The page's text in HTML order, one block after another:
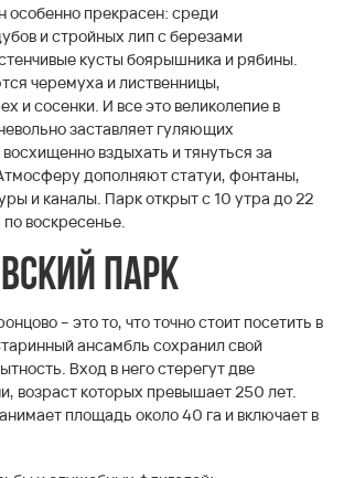
особенно прекрасен: среди
и стройных лип с березами
кусты боярышника и рябины.
черемуха и лиственницы,
и сосенки. И все это великолепие в
заставляет гуляющих
вздыхать и тянуться за
дополняют статуи, фонтаны,
и каналы. Парк открыт с 10 утра до 22
воскресенье.
парк
– это то, что точно стоит посетить в
ансамбль сохранил свой
Вход в него стерегут две
возраст которых превышает 250 лет.
площадь около 40 га и включает в